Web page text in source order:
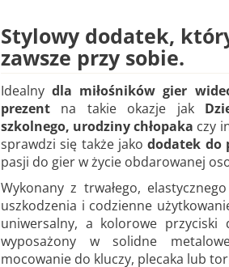
Stylowy dodatek,
zawsze przy sobie.
Idealnydla miłośników gier
prezent na takie okazje jak
szkolnego, urodziny chłopaka czy
sprawdzi się także jakododatek do
pasji do gier w życie obdarowanej
Wykonany z trwałego,
uszkodzenia i codzienne
uniwersalny, a kolorowe
wyposażony w solidne
mocowanie do kluczy, plecaka lub